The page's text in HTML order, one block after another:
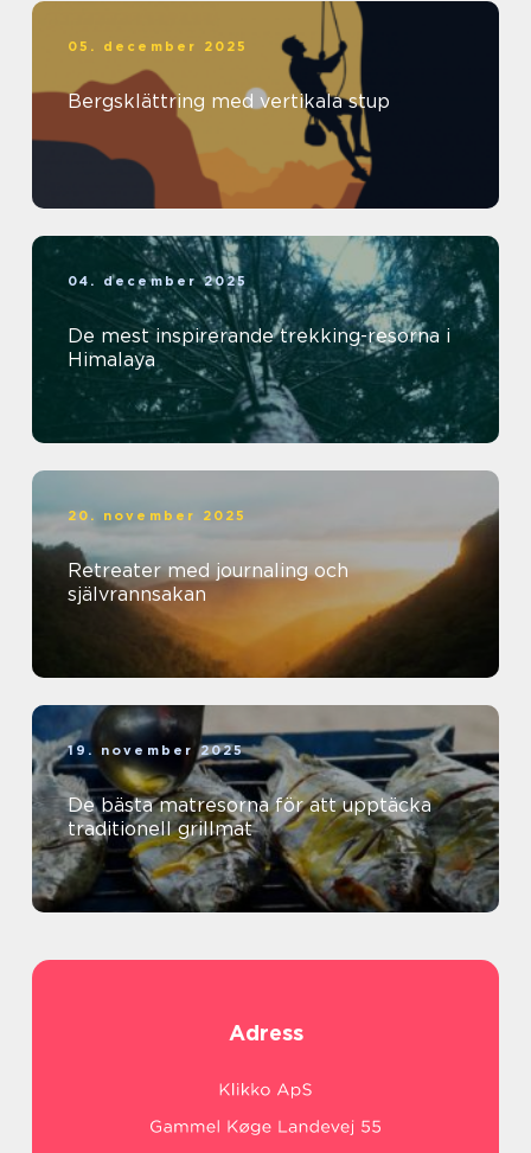
05. december 2025
Bergsklättring med vertikala stup
04. december 2025
De mest inspirerande trekking-resorna i
Himalaya
20. november 2025
Retreater med journaling och
självrannsakan
19. november 2025
De bästa matresorna för att upptäcka
traditionell grillmat
Adress